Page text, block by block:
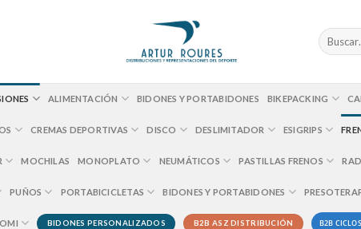
Buscar
por:
ALIMENTACIÓN BIDONES Y PORTABIDONES BIKEPACKING
CREMAS DEPORTIVAS DISCO DESLIMITADOR ESIGRIPS
MOCHILAS MONOPLATO NEUMÁTICOS PASTILLAS FRENOS
PUÑOS PORTABICICLETAS BIDONES Y PORTABIDONES
BIDONES PERSONALIZADOS B2B ASZ DISTRIBUCIÓN B2B